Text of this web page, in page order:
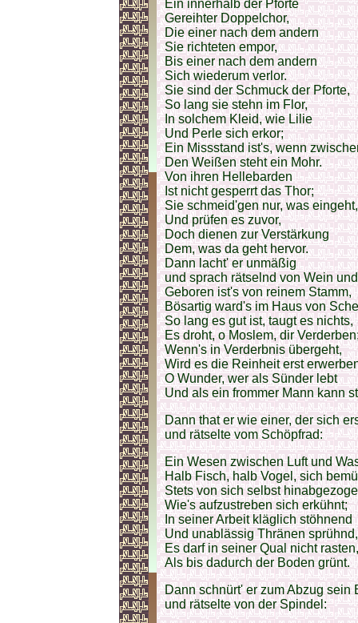
Ein innerhalb der Pforte
Gereihter Doppelchor,
Die einer nach dem andern
Sie richteten empor,
Bis einer nach dem andern
Sich wiederum verlor.
Sie sind der Schmuck der Pforte,
So lang sie stehn im Flor,
In solchem Kleid, wie Lilie
Und Perle sich erkor;
Ein Missstand ist's, wenn
Den Weißen steht ein Mohr.
Von ihren Hellebarden
Ist nicht gesperrt das Thor;
Sie schmeid'gen nur, was eingeht,
Und prüfen es zuvor,
Doch dienen zur Verstärkung
Dem, was da geht hervor.
Dann lacht' er unmäßig
und sprach rätselnd von Wein
Geboren ist's von reinem Stamm,
Bösartig ward's im Haus von
So lang es gut ist, taugt es nichts,
Es droht, o Moslem, dir
Wenn's in Verderbnis übergeht,
Wird es die Reinheit erst
O Wunder, wer als Sünder lebt
Und als ein frommer Mann kann
Dann that er wie einer, der sich
und rätselte vom Schöpfrad:
Ein Wesen zwischen Luft und
Halb Fisch, halb Vogel, sich
Stets von sich selbst
Wie's aufzustreben sich erkühnt;
In seiner Arbeit kläglich stöhnend
Und unablässig Thränen sprühnd,
Es darf in seiner Qual nicht rasten,
Als bis dadurch der Boden grünt.
Dann schnürt' er zum Abzug sein
und rätselte von der Spindel: